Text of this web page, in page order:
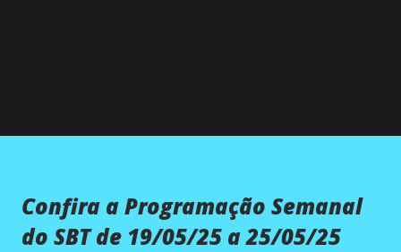
Confira a Programação Semanal
do SBT de 19/05/25 a 25/05/25